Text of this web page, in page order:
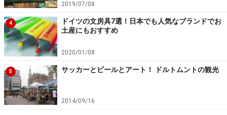
2019/07/08
4
ドイツの文房具7選！日本でも人気なブランドでお
土産にもおすすめ
2020/01/08
5 サッカーとビールとアート！ ドルトムントの観光
2014/09/16